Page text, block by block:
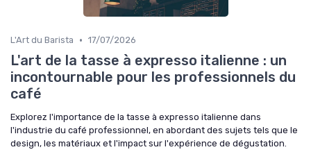
L'Art du Barista • 17/07/2026
L'art de la tasse à expresso italienne : un
incontournable pour les professionnels du
café
Explorez l'importance de la tasse à expresso italienne dans
l'industrie du café professionnel, en abordant des sujets tels que le
design, les matériaux et l'impact sur l'expérience de dégustation.